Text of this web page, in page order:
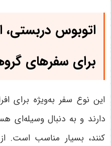
اتوبوس دربستی،
برای سفرهای
این نوع سفر به‌ویژه برای
دارند و به دنبال وسیله‌ای
کنند، بسیار مناسب است.